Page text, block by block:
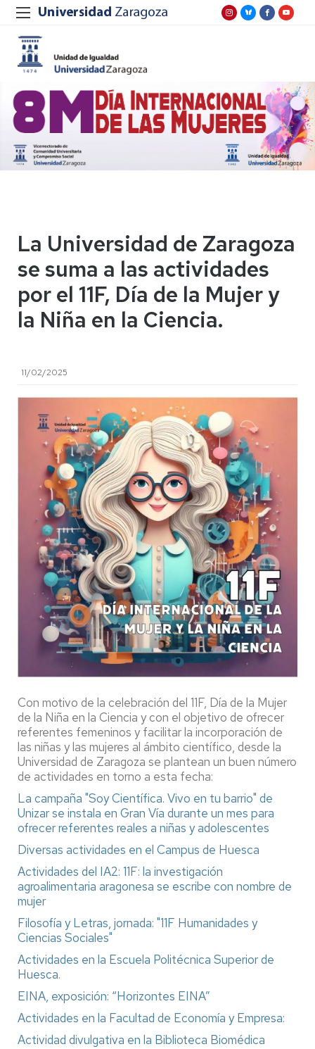
La Universidad de Zaragoza
se suma a las actividades
por el 11F, Día de la Mujer y
la Niña en la Ciencia.
11/02/2025
Con motivo de la celebración del 11F, Día de la Mujer
de la Niña en la Ciencia y con el objetivo de ofrecer
referentes femeninos y facilitar la incorporación de
las niñas y las mujeres al ámbito científico, desde la
Universidad de Zaragoza se plantean un buen número
de actividades en torno a esta fecha:
La campaña "Soy Científica. Vivo en tu barrio" de
Unizar se instala en Gran Vía durante un mes para
ofrecer referentes reales a niñas y adolescentes
Diversas actividades en el Campus de Huesca
Actividades del IA2: 11F: la investigación
agroalimentaria aragonesa se escribe con nombre de
mujer
Filosofía y Letras, jornada: "11F Humanidades y
Ciencias Sociales"
Actividades en la Escuela Politécnica Superior de
Huesca.
EINA, exposición: “Horizontes EINA”
Actividades en la Facultad de Economía y Empresa:
Actividad divulgativa en la Biblioteca Biomédica